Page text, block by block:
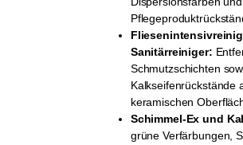
Sanitärreiniger:
Schmutzschichten
Kalkseifenrückstände
keramischen
Schimmel-Ex und
grüne Verfärbungen,